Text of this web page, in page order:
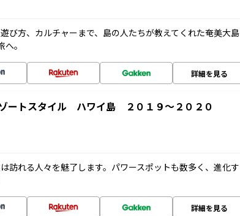
び方、カルチャーまで、島の人たちが教えてくれた奄美大島
。
詳細を見る
トスタイル ハワイ島 ２０１９～２０２０
訪れる人々を魅了します。パワースポットも数多く、進化す
詳細を見る